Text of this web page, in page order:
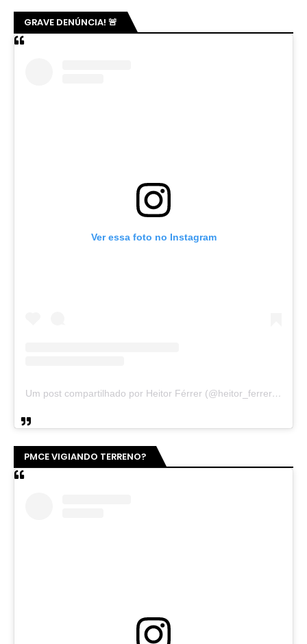
GRAVE DENÚNCIA! 🚨
Ver essa foto no Instagram
Um post compartilhado por Heitor Férrer (@heitor_ferrer77)
PMCE VIGIANDO TERRENO?